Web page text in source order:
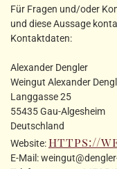
Für Fragen und/oder
und diese Aussage
Kontaktdaten:
Alexander Dengler
Weingut Alexander
Langgasse 25
55435 Gau-Algesheim
Deutschland
Website:https://
E-Mail:weingut@